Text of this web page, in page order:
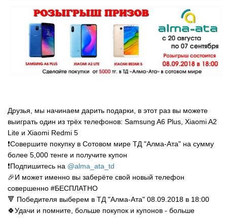
Друзья, мы начинаем дарить подарки, в этот раз вы можете
выиграть один из трёх телефонов: Samsung A6 Plus, Xiaomi A2
Lite и Xiaomi Redmi 5
❗Совершите покупку в Сотовом мире ТД "Алма-Ата" на сумму
более 5,000 тенге и получите купон
❗Подпишитесь на @alma_ata_td
🎉И может именно вы заберёте свой новый телефон
совершенно #БЕСПЛАТНО
🔻 Победителя выберем в ТД "Алма-Ата" 08.09.2018 в 18:00
🍀Удачи и помните, больше покупок и купонов - больше